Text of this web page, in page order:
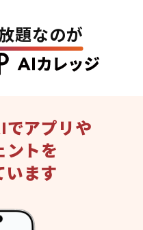
題なのが
でアプリや
ントを
います